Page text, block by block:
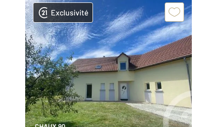
Exclusivité